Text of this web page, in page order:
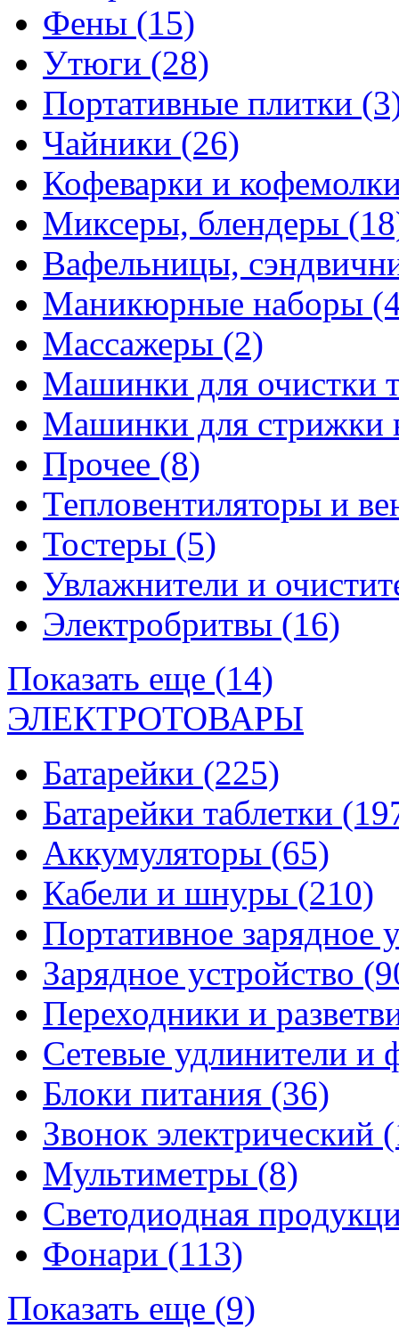
Фены (15)
Утюги (28)
Портативные плитки
Чайники (26)
Кофеварки и
Миксеры, блендеры
Вафельницы,
Маникюрные наборы
Массажеры (2)
Машинки для очистки
Машинки для стрижки
Прочее (8)
Тепловентиляторы и
Тостеры (5)
Увлажнители и
Электробритвы (16)
Показать еще (14)
ЭЛЕКТРОТОВАРЫ
Батарейки (225)
Батарейки таблетки
Аккумуляторы (65)
Кабели и шнуры (210)
Портативное зарядное
Зарядное устройство
Переходники и
Сетевые удлинители и
Блоки питания (36)
Звонок электрический
Мультиметры (8)
Светодиодная
Фонари (113)
Показать еще (9)